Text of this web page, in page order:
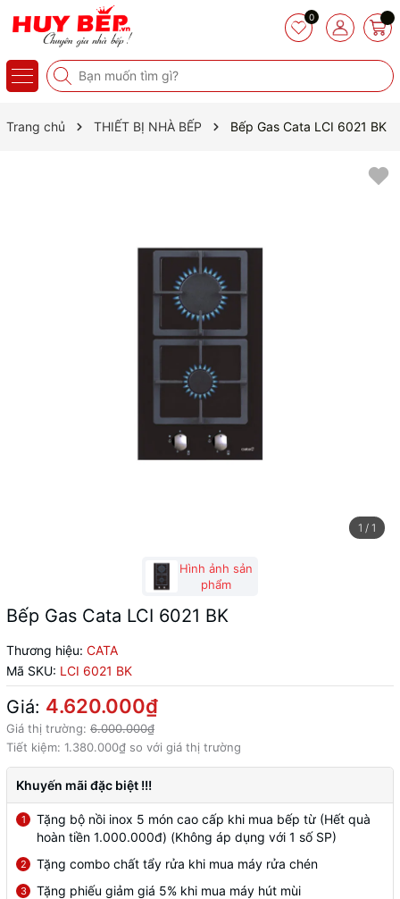
0
Trang chủ THIẾT BỊ NHÀ BẾP Bếp Gas Cata LCI 6021 BK
1 / 1
Hình ảnh sản
phẩm
Bếp Gas Cata LCI 6021 BK
Thương hiệu: CATA
Mã SKU: LCI 6021 BK
Giá: 4.620.000₫
Giá thị trường: 6.000.000₫
Tiết kiệm: 1.380.000₫ so với giá thị trường
Khuyến mãi đặc biệt !!!
1
Tặng bộ nồi inox 5 món cao cấp khi mua bếp từ (Hết quà
hoàn tiền 1.000.000đ) (Không áp dụng với 1 số SP)
2 Tặng combo chất tẩy rửa khi mua máy rửa chén
3 Tặng phiếu giảm giá 5% khi mua máy hút mùi